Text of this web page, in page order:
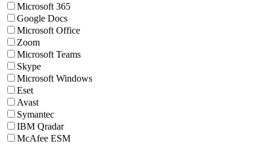
Microsoft 365
Google Docs
Microsoft Office
Zoom
Microsoft Teams
Skype
Microsoft Windows
Eset
Avast
Symantec
IBM Qradar
McAfee ESM